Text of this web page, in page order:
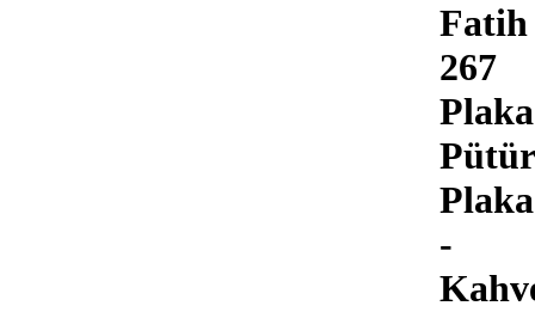
Fatih
267
Plaka
Plaka
-